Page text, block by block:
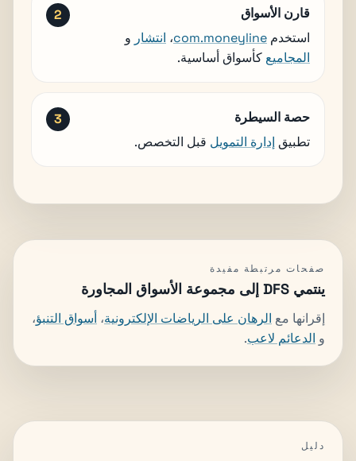
قارن الأسواق
استخدم com.moneyline، انتشار و
المجاميع كأسواق أساسية.
حصة السيطرة
تطبيق إدارة التمويل قبل التخصص.
صفحات مرتبطة مفيدة
ينتمي DFS إلى مجموعة الأسواق المجاورة
إقرانها مع الرهان على الرياضات الإلكترونية، أسواق التنبؤ،
و الدعائم لاعب.
دليل